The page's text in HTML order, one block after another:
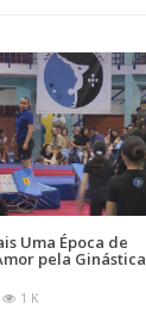
Uma Época de
pela Ginástica
1 K